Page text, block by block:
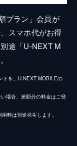
プラン」会員が
スマホ代がお得
途「U-NEXT M
トを、U-NEXT MOBILEの
場合、差額分の料金はご登
料は別途発生します。